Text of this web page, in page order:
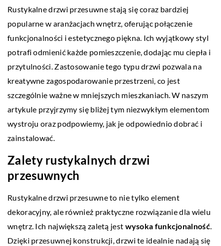
Rustykalne drzwi przesuwne stają się coraz bardziej
popularne w aranżacjach wnętrz, oferując połączenie
funkcjonalności i estetycznego piękna. Ich wyjątkowy styl
potrafi odmienić każde pomieszczenie, dodając mu ciepła i
przytulności. Zastosowanie tego typu drzwi pozwala na
kreatywne zagospodarowanie przestrzeni, co jest
szczególnie ważne w mniejszych mieszkaniach. W naszym
artykule przyjrzymy się bliżej tym niezwykłym elementom
wystroju oraz podpowiemy, jak je odpowiednio dobrać i
zainstalować.
Zalety rustykalnych drzwi
przesuwnych
Rustykalne drzwi przesuwne to nie tylko element
dekoracyjny, ale również praktyczne rozwiązanie dla wielu
wnętrz. Ich największą zaletą jest wysoka funkcjonalność.
Dzięki przesuwnej konstrukcji, drzwi te idealnie nadają się